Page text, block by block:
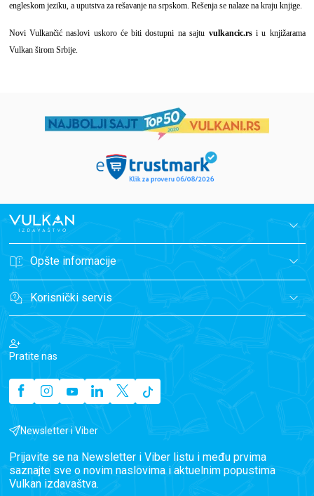
engleskom jeziku, a uputstva za rešavanje na srpskom. Rešenja se nalaze na kraju knjige.
Novi Vulkančić naslovi uskoro će biti dostupni na sajtu vulkancic.rsi u knjižarama
Vulkan širom Srbije.
Opšte informacije
Korisnički servis
Pratite nas
Newsletter i Viber
Prijavite se na Newsletter i Viber listu i među prvima
saznajte sve o novim naslovima i aktuelnim popustima
Vulkan izdavaštva.